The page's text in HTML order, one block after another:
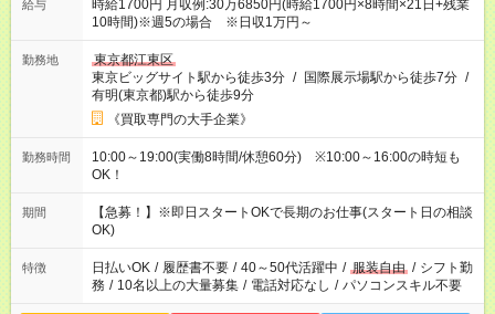
給与
時給1700円 月収例:30万6850円(時給1700円×8時間×21日+残業
10時間)※週5の場合 ※日収1万円～
勤務地
東京都江東区
東京ビッグサイト駅から徒歩3分 / 国際展示場駅から徒歩7分 /
有明(東京都)駅から徒歩9分
《買取専門の大手企業》
勤務時間
10:00～19:00(実働8時間/休憩60分) ※10:00～16:00の時短も
OK！
期間
【急募！】※即日スタートOKで長期のお仕事(スタート日の相談
OK)
特徴 日払いOK / 履歴書不要 / 40～50代活躍中 / 服装自由 / シフト勤
務 / 10名以上の大量募集 / 電話対応なし / パソコンスキル不要